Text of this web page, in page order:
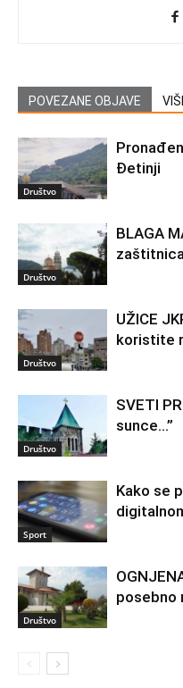
POVEZANE OBJAVE
Društvo
Đetinji
Društvo
BLAGA
Društvo
UŽICE
koristite
Društvo
SVETI
sunce…”
Sport
Kako se
Društvo
posebno